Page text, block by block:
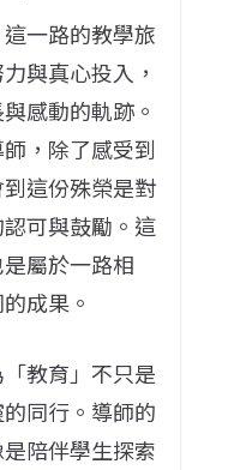
一路的教學旅
與真心投入，
感動的軌跡。
，除了感受到
這份殊榮是對
可與鼓勵。這
屬於一路相
成果。
教育」不只是
同行。導師的
陪伴學生探索